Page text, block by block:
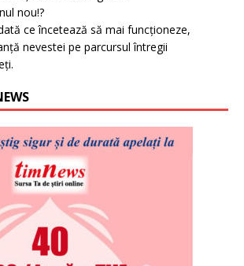
nou!?
ce încetează să mai funcționeze,
nevestei pe parcursul întregii